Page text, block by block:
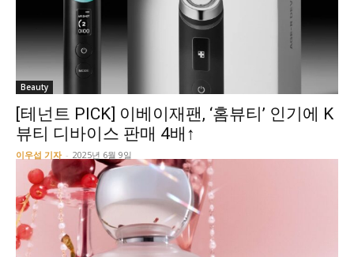
Beauty
[테넌트 PICK] 이베이재팬, ‘홈뷰티’ 인기에 K
뷰티 디바이스 판매 4배↑
이우섭 기자 - 2025년 6월 9일